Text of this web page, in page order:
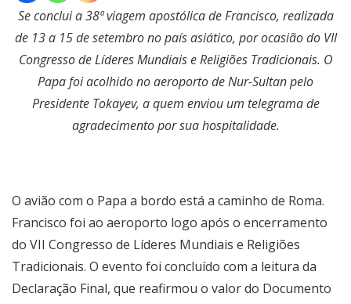
Se conclui a 38ª viagem apostólica de Francisco, realizada
de 13 a 15 de setembro no país asiático, por ocasião do VII
Congresso de Líderes Mundiais e Religiões Tradicionais. O
Papa foi acolhido no aeroporto de Nur-Sultan pelo
Presidente Tokayev, a quem enviou um telegrama de
agradecimento por sua hospitalidade.
O avião com o Papa a bordo está a caminho de Roma.
Francisco foi ao aeroporto logo após o encerramento
do VII Congresso de Líderes Mundiais e Religiões
Tradicionais. O evento foi concluído com a leitura da
Declaração Final, que reafirmou o valor do Documento